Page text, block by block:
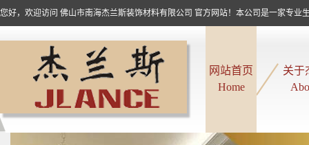
您好，欢迎访问 佛山市南海杰兰斯装饰材料有限公司 官方网站！本公司是一家专
网站首页
Home
关于